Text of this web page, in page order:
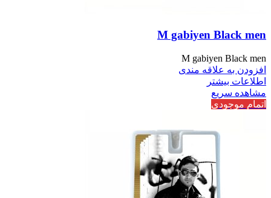
M gabiyen Black men
M gabiyen Black men
افزودن به علاقه مندی
اطلاعات بیشتر
مشاهده سریع
اتمام موجودی